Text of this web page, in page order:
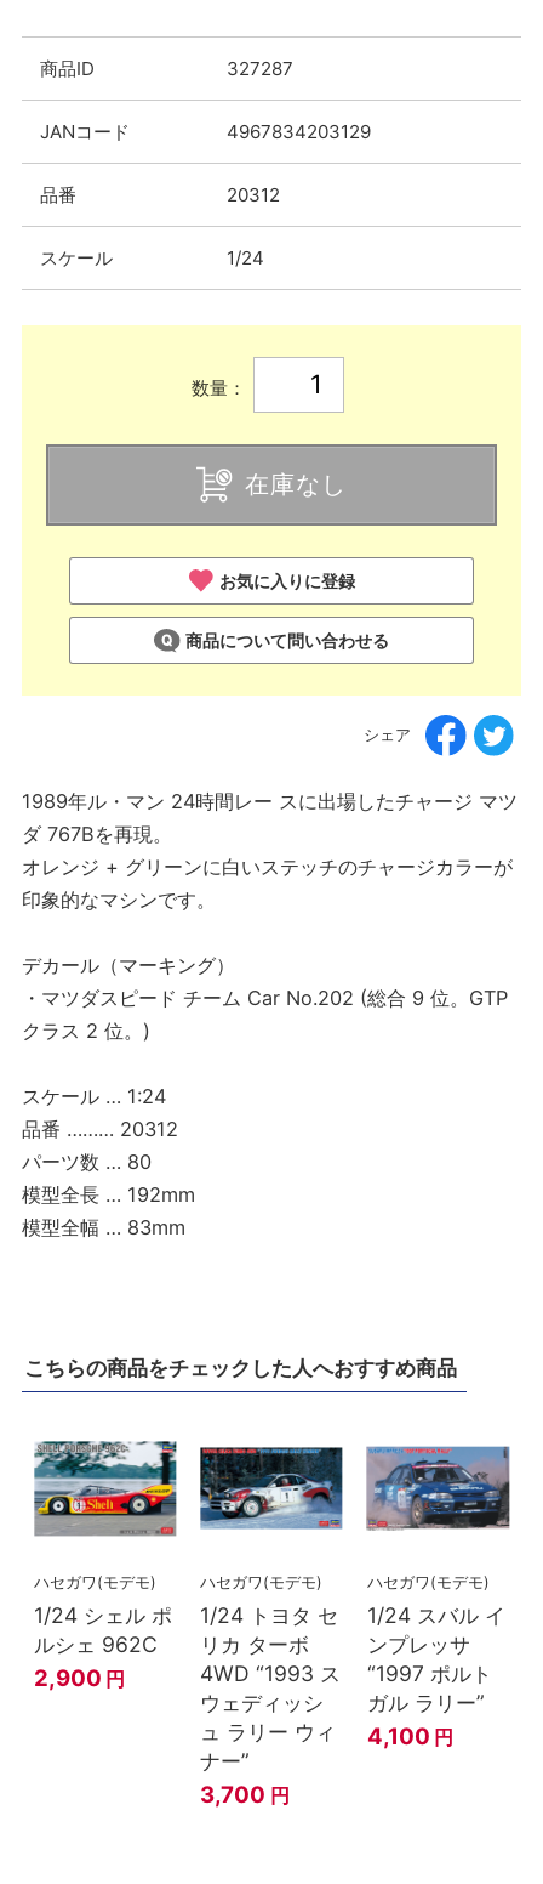
商品ID 327287
JANコード 4967834203129
品番 20312
スケール 1/24
数量：
在庫なし
お気に入りに登録
商品について問い合わせる
シェア
1989年ル・マン 24時間レー スに出場したチャージ マツ
ダ 767Bを再現。
オレンジ + グリーンに白いステッチのチャージカラーが
印象的なマシンです。
デカール（マーキング）
・マツダスピード チーム Car No.202 (総合 9 位。GTP
クラス 2 位。)
スケール … 1:24
品番 ……… 20312
パーツ数 … 80
模型全長 … 192mm
模型全幅 … 83mm
こちらの商品をチェックした人へおすすめ商品
ハセガワ(モデモ)
1/24 シェル ポ
ルシェ 962C
2,900 円
ハセガワ(モデモ)
1/24 トヨタ セ
リカ ターボ
4WD “1993 ス
ウェディッシ
ュ ラリー ウィ
ナー”
3,700 円
ハセガワ(モデモ)
1/24 スバル イ
ンプレッサ
“1997 ポルト
ガル ラリー”
4,100 円